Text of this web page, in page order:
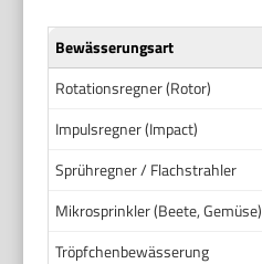
Bewässerungsart
Rotationsregner (Rotor)
Impulsregner (Impact)
Sprühregner / Flachstrahler
Mikrosprinkler (Beete, Gemüse)
Tröpfchenbewässerung